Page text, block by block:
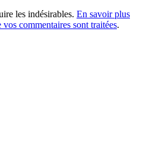
les indésirables. En savoir plus
commentaires sont traitées.